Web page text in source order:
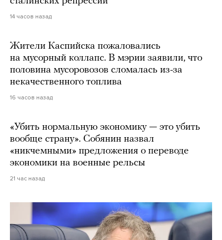
14 часов назад
Жители Каспийска пожаловались
на мусорный коллапс. В мэрии заявили, что
половина мусоровозов сломалась из-за
некачественного топлива
16 часов назад
«Убить нормальную экономику — это убить
вообще страну». Собянин назвал
«никчемными» предложения о переводе
экономики на военные рельсы
21 час назад